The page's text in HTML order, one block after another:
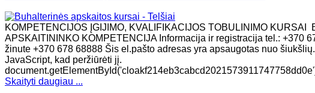
KOMPETENCIJOS ĮGIJIMO, KVALIFIKACIJOS TOBULINIMO KURSAI
APSKAITININKO KOMPETENCIJA Informacija ir registracija tel.: +370
žinute +370 678 68888 Šis el.pašto adresas yra apsaugotas nuo
JavaScript, kad peržiūrėti jį.
Skaityti daugiau ...